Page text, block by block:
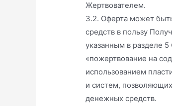
Жертвователем.
3.2. Оферта может
средств в пользу
указанным в разделе
«пожертвование на
использованием
и систем,
денежных средств.